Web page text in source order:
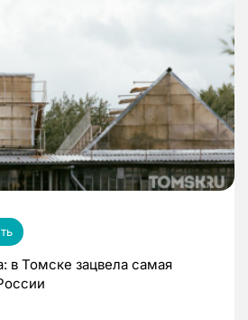
в Томске зацвела самая